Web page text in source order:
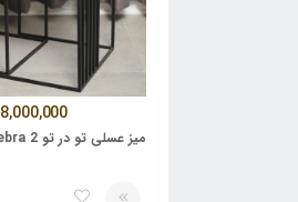
8,000,000
میز عسلی تو در تو zebra 2